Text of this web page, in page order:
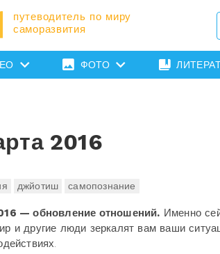
путеводитель по миру
саморазвития
ФОТО
2016
джйотиш самопознание
— обновление отношений. Именно
другие люди зеркалят вам ваши